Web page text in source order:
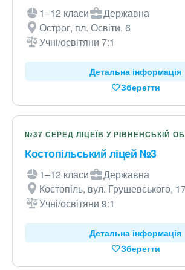
1–12 класи
Державна
Острог, пл. Освіти, 6
Учні/освітяни 7:1
Детальна інформація
Зберегти
№37 СЕРЕД ЛІЦЕЇВ У РІВНЕНСЬКІЙ
Костопільський ліцей №3
1–12 класи
Державна
Костопіль, вул. Грушевського,
Учні/освітяни 9:1
Детальна інформація
Зберегти